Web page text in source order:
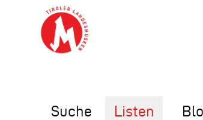
Suche Listen